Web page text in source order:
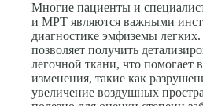
Многие пациенты и
и МРТ являются важными
диагностике эмфиземы
позволяет получить
легочной ткани, что помогает
изменения, такие как
увеличение воздушных